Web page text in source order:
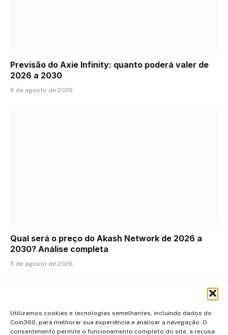
Utilizamos cookies e tecnologias semelhantes, incluindo dados do
Coin360, para melhorar sua experiência e analisar a navegação. O
consentimento permite o funcionamento completo do site; a recusa
Previsão do Axie Infinity: quanto poderá valer de
2026 a 2030
6 de agosto de 2026
Qual será o preço do Akash Network de 2026 a
2030? Análise completa
5 de agosto de 2026